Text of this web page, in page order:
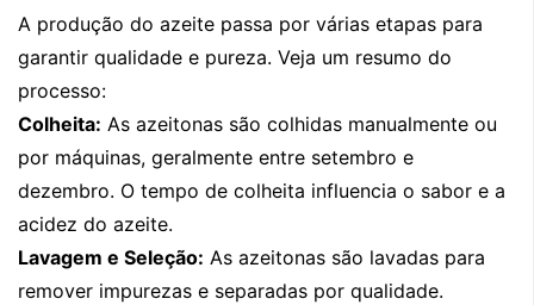
A produção do azeite passa por várias etapas para
garantir qualidade e pureza. Veja um resumo do
processo:
Colheita: As azeitonas são colhidas manualmente ou
por máquinas, geralmente entre setembro e
dezembro. O tempo de colheita influencia o sabor e a
acidez do azeite.
Lavagem e Seleção: As azeitonas são lavadas para
remover impurezas e separadas por qualidade.